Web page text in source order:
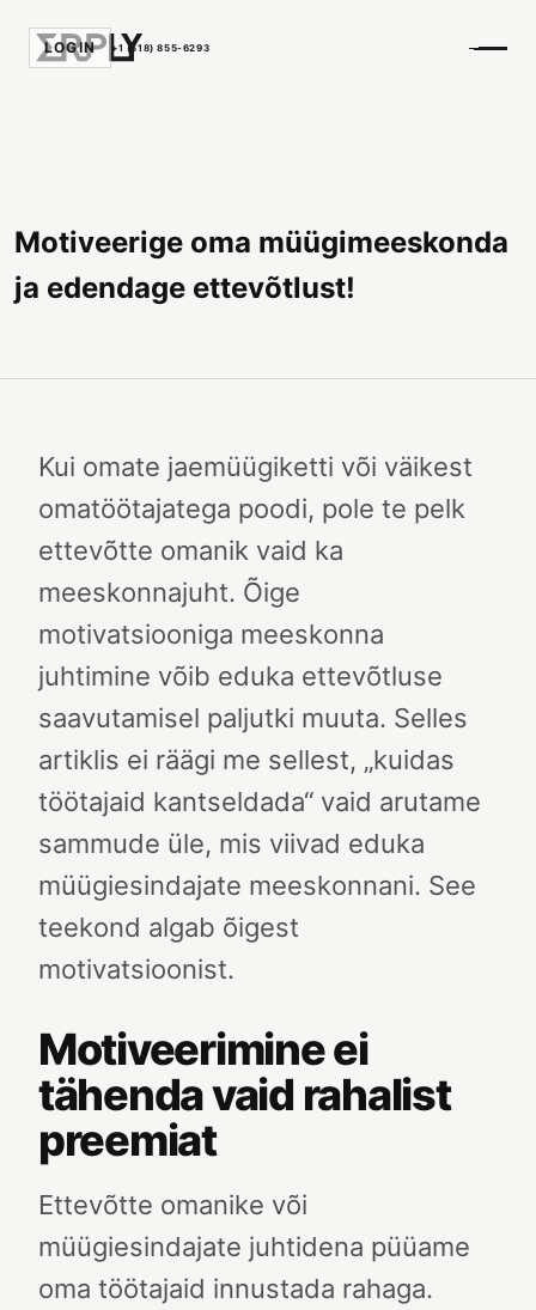
LOGIN +1 (518) 855-6293
Motiveerige oma müügimeeskonda
ja edendage ettevõtlust!
Kui omate jaemüügiketti või väikest
omatöötajatega poodi, pole te pelk
ettevõtte omanik vaid ka
meeskonnajuht. Õige
motivatsiooniga meeskonna
juhtimine võib eduka ettevõtluse
saavutamisel paljutki muuta. Selles
artiklis ei räägi me sellest, „kuidas
töötajaid kantseldada“ vaid arutame
sammude üle, mis viivad eduka
müügiesindajate meeskonnani. See
teekond algab õigest
motivatsioonist.
Motiveerimine ei
tähenda vaid rahalist
preemiat
Ettevõtte omanike või
müügiesindajate juhtidena püüame
oma töötajaid innustada rahaga.